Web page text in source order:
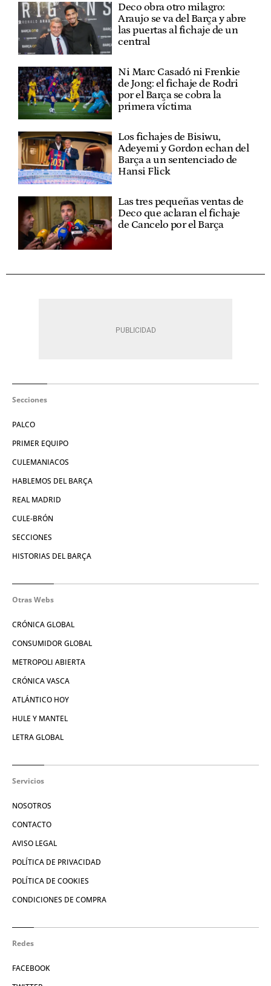
Deco obra otro milagro:
Araujo se va del Barça y abre
las puertas al fichaje de un
central
Ni Marc Casadó ni Frenkie
de Jong: el fichaje de Rodri
por el Barça se cobra la
primera víctima
Los fichajes de Bisiwu,
Adeyemi y Gordon echan del
Barça a un sentenciado de
Hansi Flick
Las tres pequeñas ventas de
Deco que aclaran el fichaje
de Cancelo por el Barça
Secciones
PALCO
PRIMER EQUIPO
CULEMANIACOS
HABLEMOS DEL BARÇA
REAL MADRID
CULE-BRÓN
SECCIONES
HISTORIAS DEL BARÇA
Otras Webs
CRÓNICA GLOBAL
CONSUMIDOR GLOBAL
METROPOLI ABIERTA
CRÓNICA VASCA
ATLÁNTICO HOY
HULE Y MANTEL
LETRA GLOBAL
Servicios
NOSOTROS
CONTACTO
AVISO LEGAL
POLÍTICA DE PRIVACIDAD
POLÍTICA DE COOKIES
CONDICIONES DE COMPRA
Redes
FACEBOOK